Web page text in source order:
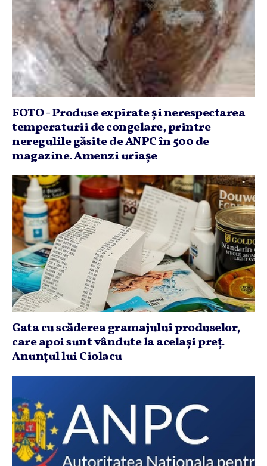
FOTO - Produse expirate şi nerespectarea
temperaturii de congelare, printre
neregulile găsite de ANPC în 500 de
magazine. Amenzi uriaşe
Gata cu scăderea gramajului produselor,
care apoi sunt vândute la acelaşi preţ.
Anunţul lui Ciolacu